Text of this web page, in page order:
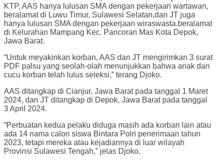
KTP, AAS hanya lulusan SMA dengan pekerjaan wartawan,
beralamat di Luwu Timur, Sulawesi Selatan,dan JT juga
hanya lulusan SMA dengan pekerjaan wiraswasta.beralamat
di Kelurahan Mampang Kec. Pancoran Mas Kota Depok,
Jawa Barat.
“Untuk meyakinkan korban, AAS dan JT mengirimkan 3 surat
PDF palsu yang seolah-olah menunjukkan bahwa anak dan
cucu korban telah lulus seleksi,” terang Djoko.
AAS ditangkap di Cianjur, Jawa Barat pada tanggal 1 Maret
2024, dan JT ditangkap di Depok, Jawa Barat pada tanggal
3 April 2024.
“Perbuatan kedua pelaku diduga masih ada korban lain atau
ada 14 nama calon siswa Bintara Polri penerimaan tahun
2023, tetapi mereka atau kejadiannya di luar wilayah
Provinsi Sulawesi Tengah,” jelas Djoko.